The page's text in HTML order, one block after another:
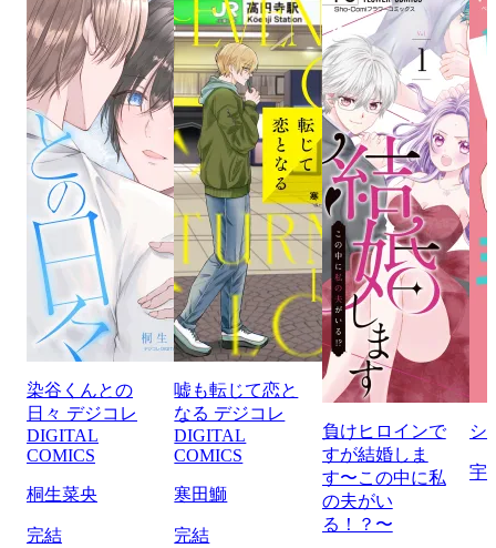
染谷くんとの
日々 デジコレ
DIGITAL
COMICS
桐生菜央
完結
嘘も転じて恋と
なる デジコレ
DIGITAL
COMICS
寒田鰤
完結
負けヒロインで
すが結婚しま
す〜この中に私
の夫がい
る！？〜
シ
宇